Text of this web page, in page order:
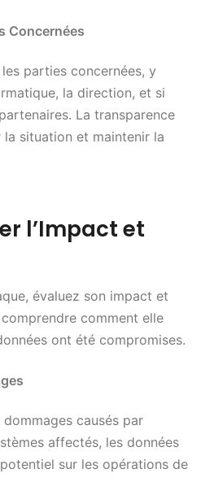
Concernées
parties concernées, y
la direction, et si
La transparence
situation et maintenir la
l’Impact et
évaluez son impact et
comment elle
ont été compromises.
dommages causés par
affectés, les données
sur les opérations de